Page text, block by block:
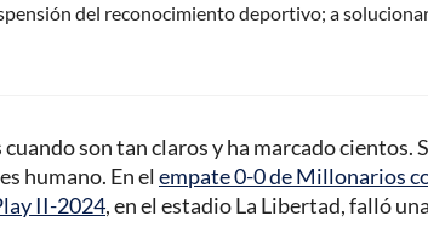
del reconocimiento deportivo; a
son tan claros y ha marcado cientos.
humano. En el empate 0-0 de Millonarios
II-2024, en el estadio La Libertad, falló